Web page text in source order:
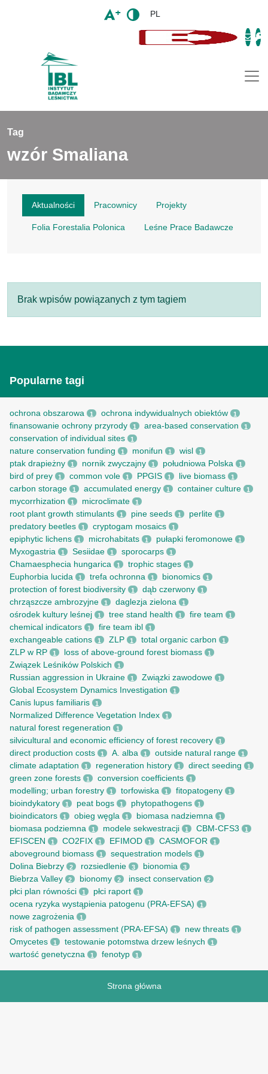
PL
Tag
wzór Smaliana
Aktualności Pracownicy Projekty
Folia Forestalia Polonica Leśne Prace Badawcze
Brak wpisów powiązanych z tym tagiem
Popularne tagi
ochrona obszarowa 1 ochrona indywidualnych obiektów 1
finansowanie ochrony przyrody 1 area-based conservation 1
conservation of individual sites 1
nature conservation funding 1 monifun 1 wisl 1
ptak drapieżny 1 nornik zwyczajny 1 południowa Polska 1
bird of prey 1 common vole 1 PPGIS 1 live biomass 1
carbon storage 1 accumulated energy 1 container culture 1
mycorrhization 1 microclimate 1
root рlant growth stimulants 1 pine seeds 1 perlite 1
predatory beetles 1 cryptogam mosaics 1
epiphytic lichens 1 microhabitats 1 pułapki feromonowe 1
Myxogastria 1 Sesiidae 1 sporocarps 1
Chamaesphecia hungarica 1 trophic stages 1
Euphorbia lucida 1 trefa ochronna 1 bionomics 1
protection of forest biodiversity 1 dąb czerwony 1
chrząszcze ambrozyjne 1 daglezja zielona 1
ośrodek kultury leśnej 1 tree stand health 1 fire team 1
chemical indicators 1 fire team ibl 1
exchangeable cations 1 ZLP 1 total organic carbon 1
ZLP w RP 1 loss of above-ground forest biomass 1
Związek Leśników Polskich 1
Russian aggression in Ukraine 1 Związki zawodowe 1
Global Ecosystem Dynamics Investigation 1
Canis lupus familiaris 1
Normalized Difference Vegetation Index 1
natural forest regeneration 1
silvicultural and economic efficiency of forest recovery 1
direct production costs 1 A. alba 1 outside natural range 1
climate adaptation 1 regeneration history 1 direct seeding 1
green zone forests 1 conversion coefficients 1
modelling; urban forestry 1 torfowiska 1 fitopatogeny 1
bioindykatory 1 peat bogs 1 phytopathogens 1
bioindicators 1 obieg węgla 1 biomasa nadziemna 1
biomasa podziemna 1 modele sekwestracji 1 CBM-CFS3 1
EFISCEN 1 CO2FIX 1 EFIMOD 1 CASMOFOR 1
aboveground biomass 1 sequestration models 1
Dolina Biebrzy 2 rozsiedlenie 3 bionomia 3
Biebrza Valley 2 bionomy 2 insect conservation 2
płci plan równości 1 płci raport 1
ocena ryzyka wystąpienia patogenu (PRA-EFSA) 1
nowe zagrożenia 1
risk of pathogen assessment (PRA-EFSA) 1 new threats 1
Omycetes 1 testowanie potomstwa drzew leśnych 1
wartość genetyczna 1 fenotyp 1
Strona główna